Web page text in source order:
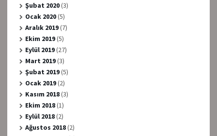
Şubat 2020(3)
Ocak 2020(5)
Aralık 2019(7)
Ekim 2019(5)
Eylül 2019(27)
Mart 2019(3)
Şubat 2019(5)
Ocak 2019(2)
Kasım 2018(3)
Ekim 2018(1)
Eylül 2018(2)
Ağustos 2018(2)